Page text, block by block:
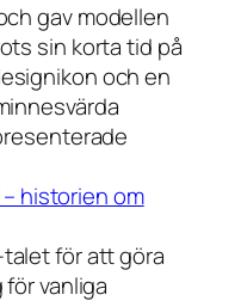
gav modellen
sin korta tid på
och en
historien om
talet för att göra
vanliga